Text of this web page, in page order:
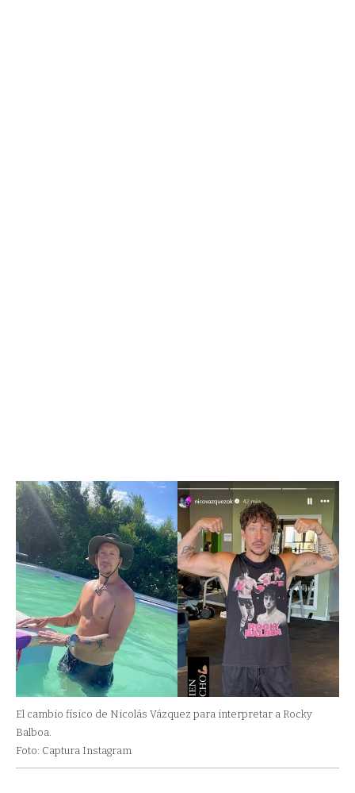
El cambio físico de Nicolás Vázquez para interpretar a Rocky
Balboa.
Foto: Captura Instagram